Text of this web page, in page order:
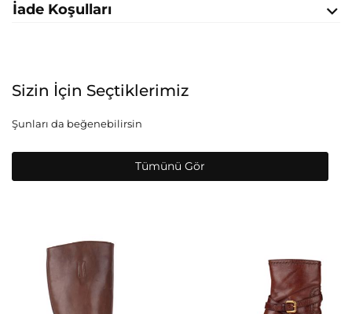
İade Koşulları
Sizin İçin Seçtiklerimiz
Şunları da beğenebilirsin
Tümünü Gör